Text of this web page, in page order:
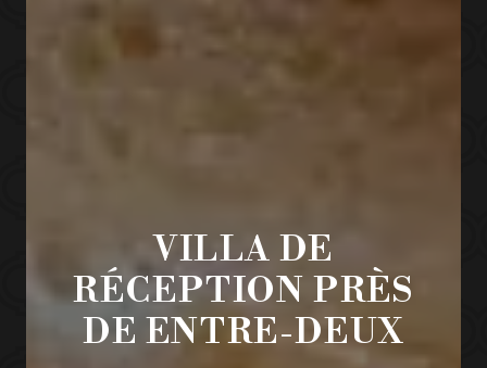
VILLA DE
RÉCEPTION PRÈS
DE ENTRE-DEUX